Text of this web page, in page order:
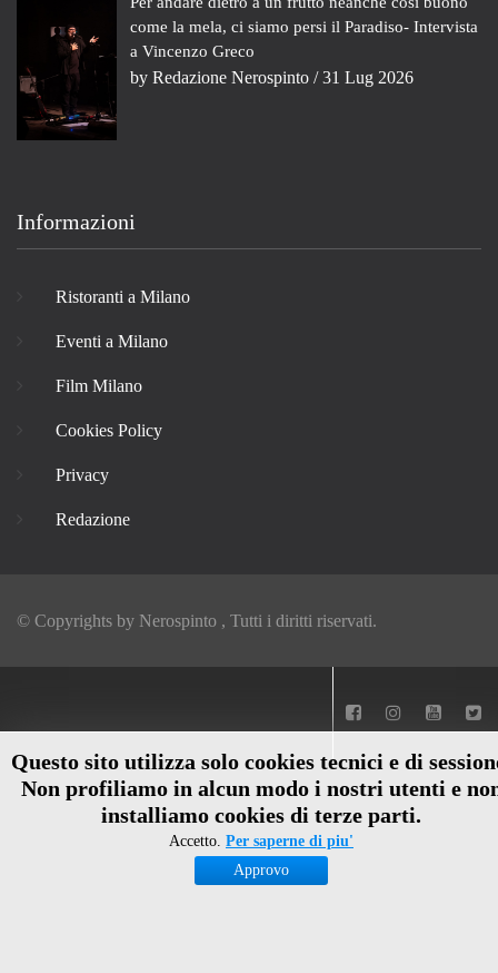
Questo sito utilizza solo cookies tecnici e di
Non profiliamo in alcun modo i nostri utenti e
installiamo cookies di terze parti.
Accetto. Per saperne di piu'
Approvo
come la mela, ci siamo persi il Paradiso- Intervista
a Vincenzo Greco
by Redazione Nerospinto / 31 Lug 2026
Informazioni
Ristoranti a Milano
Eventi a Milano
Film Milano
Cookies Policy
Privacy
Redazione
© Copyrights by Nerospinto , Tutti i diritti riservati.